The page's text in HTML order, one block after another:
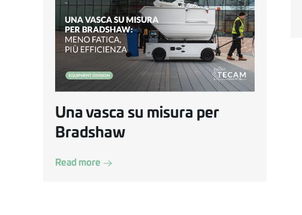
Una vasca su misura per
Bradshaw
Read more